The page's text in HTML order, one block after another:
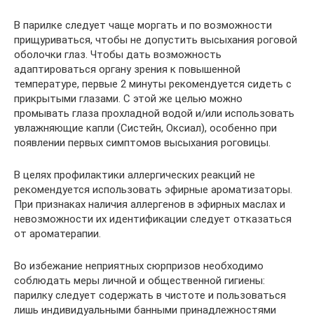
В парилке следует чаще моргать и по возможности
прищуриваться, чтобы не допустить высыхания роговой
оболочки глаз. Чтобы дать возможность
адаптироваться органу зрения к повышенной
температуре, первые 2 минуты рекомендуется сидеть с
прикрытыми глазами. С этой же целью можно
промывать глаза прохладной водой и/или использовать
увлажняющие капли (Систейн, Оксиал), особенно при
появлении первых симптомов высыхания роговицы.
В целях профилактики аллергических реакций не
рекомендуется использовать эфирные ароматизаторы.
При признаках наличия аллергенов в эфирных маслах и
невозможности их идентификации следует отказаться
от ароматерапии.
Во избежание неприятных сюрпризов необходимо
соблюдать меры личной и общественной гигиены:
парилку следует содержать в чистоте и пользоваться
лишь индивидуальными банными принадлежностями